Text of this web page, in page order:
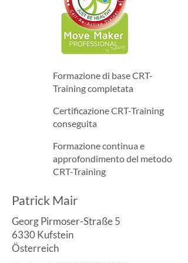
Formazione di base CRT-
Training completata
Certificazione CRT-Training
conseguita
Formazione continua e
approfondimento del metodo
CRT-Training
Patrick Mair
Georg Pirmoser-Straße 5
6330 Kufstein
Österreich